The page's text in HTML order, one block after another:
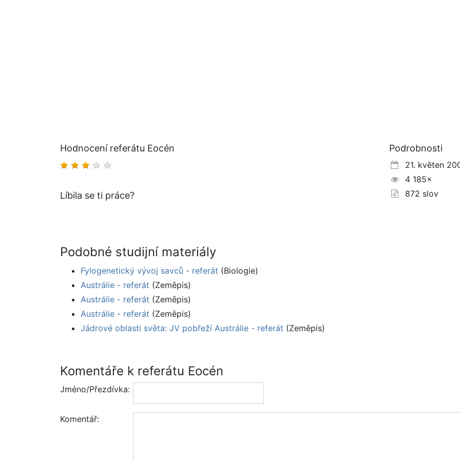
Hodnocení referátu Eocén
Líbila se ti práce?
Podrobnosti
21. květen
4 185×
872 slov
Podobné studijní materiály
Fylogenetický vývoj savců - referát (Biologie)
Austrálie - referát (Zeměpis)
Austrálie - referát (Zeměpis)
Austrálie - referát (Zeměpis)
Jádrové oblasti světa: JV pobřeží Austrálie - referát (Zeměpis)
Komentáře k referátu Eocén
Jméno/Přezdívka:
Komentář: